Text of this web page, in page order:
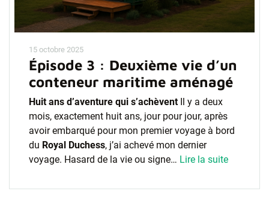
15 octobre 2025
Épisode 3 : Deuxième vie d’un
conteneur maritime aménagé
Huit ans d’aventure qui s’achèventIl y a deux
mois, exactement huit ans, jour pour jour, après
avoir embarqué pour mon premier voyage à bord
du Royal Duchess, j’ai achevé mon dernier
voyage. Hasard de la vie ou signe… Lire la suite